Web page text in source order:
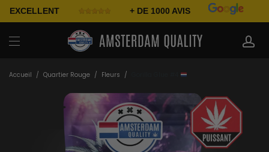
EXCELLENT + DE 1000 AVIS
Accueil / Quartier Rouge / Fleurs /